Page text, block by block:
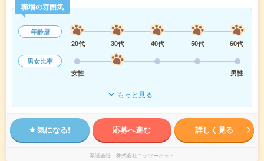
職場の雰囲気
年齢層
20代
30代 40代 50代
60代
男女比率
女性
男性
もっと見る
気になる! 応募へ進む 詳しく見る
派遣会社 株式会社ニッソーネット